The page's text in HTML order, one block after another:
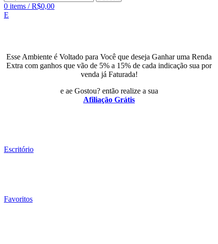
0 items / R$0,00
E
Esse Ambiente é Voltado para Você que deseja Ganhar uma Renda
Extra com ganhos que vão de 5% a 15% de cada indicação sua por
venda já Faturada!
e ae Gostou? então realize a sua
Afiliação Grátis
Escritório
Favoritos